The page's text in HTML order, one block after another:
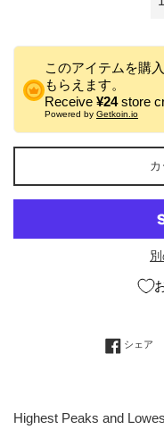
このアイテムを購入
もらえます。
Receive ¥24store
Powered by Getkoin.io
シェア
Highest Peaks and